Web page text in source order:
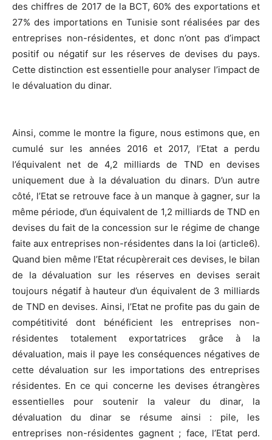
des chiffres de 2017 de la BCT, 60% des exportations et
27% des importations en Tunisie sont réalisées par des
entreprises non-résidentes, et donc n’ont pas d’impact
positif ou négatif sur les réserves de devises du pays.
Cette distinction est essentielle pour analyser l’impact de
le dévaluation du dinar.
Ainsi, comme le montre la figure, nous estimons que, en
cumulé sur les années 2016 et 2017, l’Etat a perdu
l’équivalent net de 4,2 milliards de TND en devises
uniquement due à la dévaluation du dinars. D’un autre
côté, l’Etat se retrouve face à un manque à gagner, sur la
même période, d’un équivalent de 1,2 milliards de TND en
devises du fait de la concession sur le régime de change
faite aux entreprises non-résidentes dans la loi (article6).
Quand bien même l’Etat récupèrerait ces devises, le bilan
de la dévaluation sur les réserves en devises serait
toujours négatif à hauteur d’un équivalent de 3 milliards
de TND en devises. Ainsi, l’Etat ne profite pas du gain de
compétitivité dont bénéficient les entreprises non-
résidentes totalement exportatrices grâce à la
dévaluation, mais il paye les conséquences négatives de
cette dévaluation sur les importations des entreprises
résidentes. En ce qui concerne les devises étrangères
essentielles pour soutenir la valeur du dinar, la
dévaluation du dinar se résume ainsi : pile, les
entreprises non-résidentes gagnent ; face, l’Etat perd.